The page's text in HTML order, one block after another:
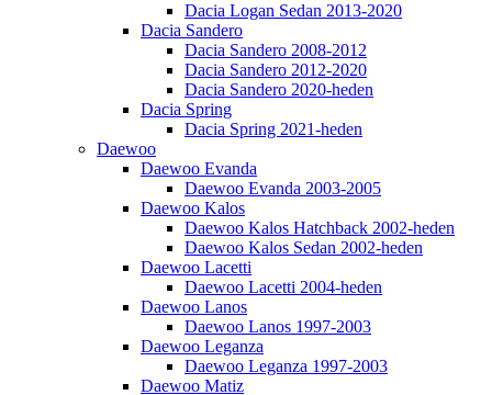
Dacia Logan Sedan 2013-2020
Dacia Sandero
Dacia Sandero 2008-2012
Dacia Sandero 2012-2020
Dacia Sandero 2020-heden
Dacia Spring
Dacia Spring 2021-heden
Daewoo
Daewoo Evanda
Daewoo Evanda 2003-2005
Daewoo Kalos
Daewoo Kalos Hatchback 2002-heden
Daewoo Kalos Sedan 2002-heden
Daewoo Lacetti
Daewoo Lacetti 2004-heden
Daewoo Lanos
Daewoo Lanos 1997-2003
Daewoo Leganza
Daewoo Leganza 1997-2003
Daewoo Matiz